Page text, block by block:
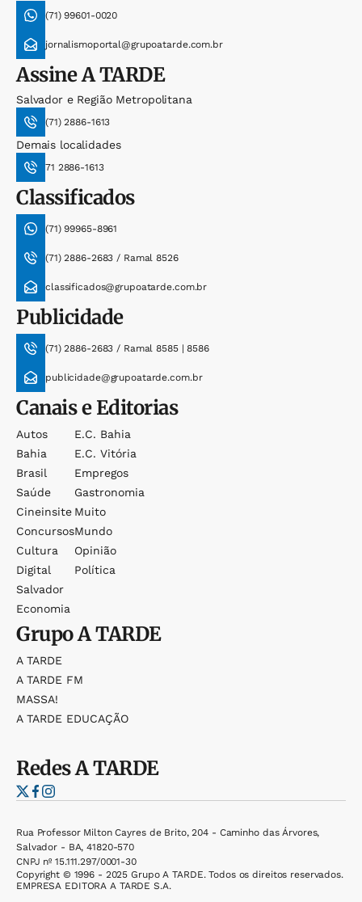
(71) 99601-0020
jornalismoportal@grupoatarde.com.br
AssineA TARDE
Salvador e Região Metropolitana
(71) 2886-1613
Demais localidades
71 2886-1613
Classificados
(71) 99965-8961
(71) 2886-2683 / Ramal 8526
classificados@grupoatarde.com.br
Publicidade
(71) 2886-2683 / Ramal 8585 | 8586
publicidade@grupoatarde.com.br
Canais e Editorias
Autos
Bahia
Brasil
Saúde
Cineinsite
Concursos
Cultura
Digital
Salvador
Economia
E.c. Bahia
E.c. Vitória
Empregos
Gastronomia
Muito
Mundo
Opinião
Política
GrupoA TARDE
A TARDE
A TARDE FM
MASSA!
A TARDE EDUCAÇÃO
RedesA TARDE
Rua Professor Milton Cayres de Brito, 204 - Caminho das Árvores,
Salvador - BA, 41820-570
CNPJ nº 15.111.297/0001-30
Copyright © 1996 - 2025 Grupo A TARDE. Todos os direitos reservados.
EMPRESA EDITORA A TARDE S.A.